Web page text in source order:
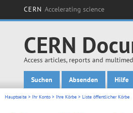
CERN Accelerating science
CERN
Access articles, reports and
Main menu
Suchen Absenden Hilfe
Hauptseite > Ihr Konto > Ihre Körbe > Liste öffentlicher Körbe